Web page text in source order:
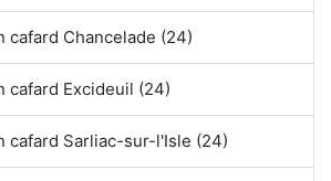
cafard Chancelade (24)
cafard Excideuil (24)
cafard Sarliac-sur-l'Isle (24)